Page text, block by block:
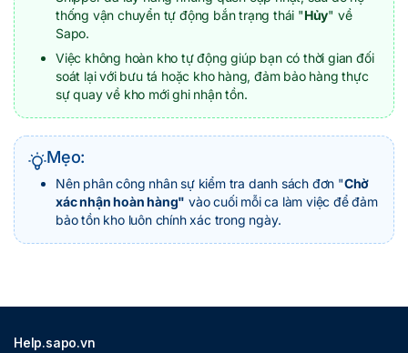
thống vận chuyển tự động bắn trạng thái "Hủy" về
Sapo.
Việc không hoàn kho tự động giúp bạn có thời gian đối
soát lại với bưu tá hoặc kho hàng, đảm bảo hàng thực
sự quay về kho mới ghi nhận tồn.
Mẹo:
Nên phân công nhân sự kiểm tra danh sách đơn "Chờ
xác nhận hoàn hàng" vào cuối mỗi ca làm việc để đảm
bảo tồn kho luôn chính xác trong ngày.
Help.sapo.vn